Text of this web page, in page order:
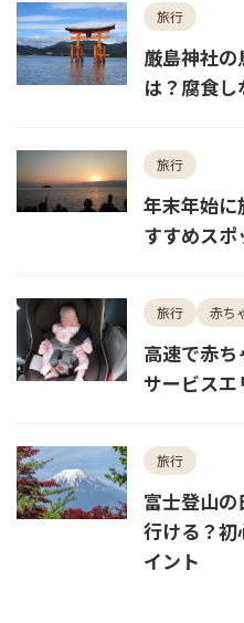
旅行
厳島神社
は？腐食し
旅行
年末年始
すすめスポ
旅行 赤ち
高速で赤ち
サービスエ
旅行
富士登山
行ける？初
イント